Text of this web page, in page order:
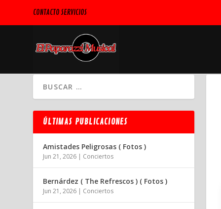
CONTACTO SERVICIOS
ÚLTIMAS PUBLICACIONES
Amistades Peligrosas ( Fotos )
Jun 21, 2026 | Conciertos
Bernárdez ( The Refrescos ) ( Fotos )
Jun 21, 2026 | Conciertos